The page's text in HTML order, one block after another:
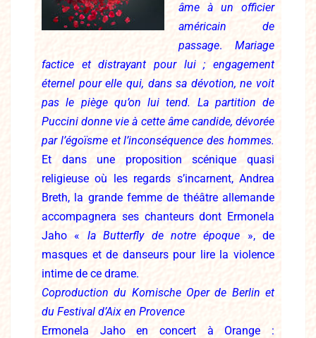
âme à un officier
américain de
passage. Mariage
factice et distrayant pour lui ; engagement
éternel pour elle qui, dans sa dévotion, ne voit
pas le piège qu’on lui tend. La partition de
Puccini donne vie à cette âme candide, dévorée
par l’égoïsme et l’inconséquence des hommes.
Et dans une proposition scénique quasi
religieuse où les regards s’incarnent, Andrea
Breth, la grande femme de théâtre allemande
accompagnera ses chanteurs dont Ermonela
Jaho « la Butterfly de notre époque », de
masques et de danseurs pour lire la violence
intime de ce drame.
Coproduction du Komische Oper de Berlin et
du Festival d’Aix en Provence
Ermonela Jaho en concert à Orange :